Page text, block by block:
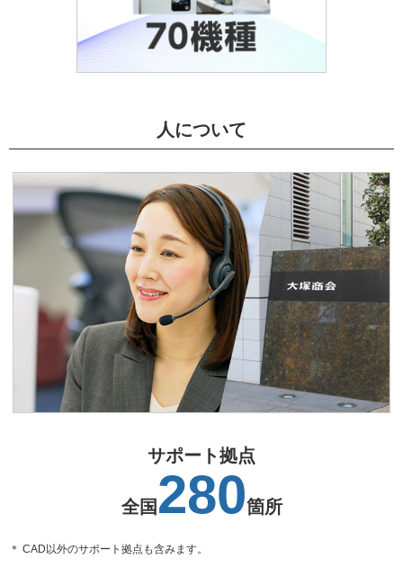
人について
サポート拠点
全国 280箇所
＊ CAD以外のサポート拠点も含みます。